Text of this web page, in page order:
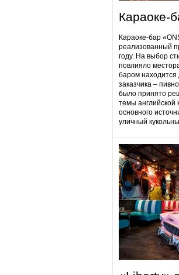
Караоке-
Караоке-бар
реализованный
году. На выбор
повлияло
баром находится
заказчика –
было принято
темы английской
основного
уличный